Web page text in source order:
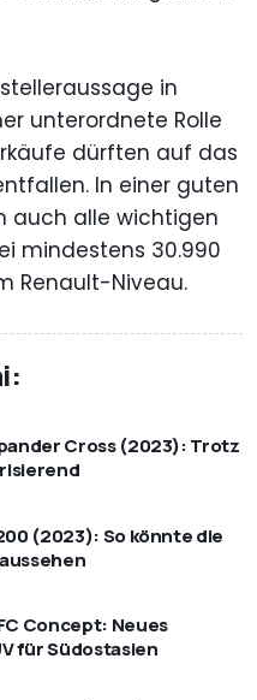
in
unterordnete Rolle
dürften auf das
In einer guten
auch alle wichtigen
mindestens 30.990
Renault-Niveau.
Cross (2023): Trotz
(2023): So könnte die
Concept: Neues
für Südostasien